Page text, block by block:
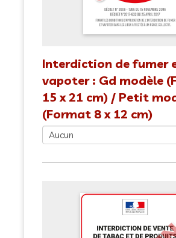
Interdiction de fumer
vapoter : Gd modèle
15 x 21 cm) / Petit
(Format 8 x 12 cm)